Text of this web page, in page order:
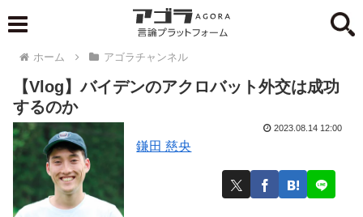
ホーム アゴラチャンネル
【Vlog】バイデンのアクロバット外交は成功
するのか
鎌田 慈央
2023.08.14 12:00